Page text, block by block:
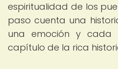
espiritualidad de los
paso cuenta una
una emoción y cada
capítulo de la rica